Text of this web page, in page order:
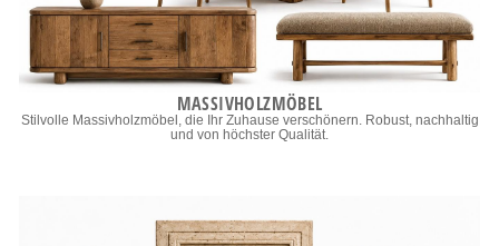
MASSIVHOLZMÖBEL
Stilvolle Massivholzmöbel, die Ihr Zuhause verschönern. Robust, nachhaltig
und von höchster Qualität.